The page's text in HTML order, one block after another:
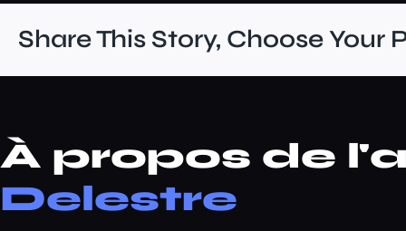
Share This Story, Choose Your
À propos de
Delestre